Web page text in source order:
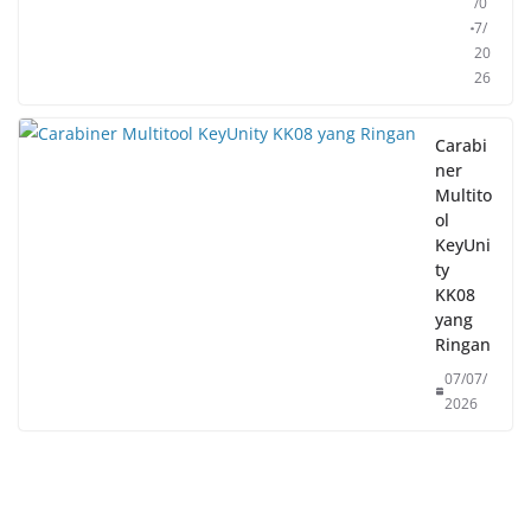
7/
20
26
Carabi
ner
Multito
ol
KeyUni
ty
KK08
yang
Ringan
07/07/
2026